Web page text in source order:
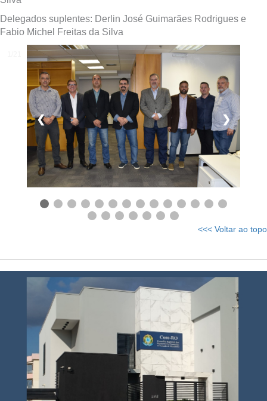
Delegados suplentes: Derlin José Guimarães Rodrigues e
Fabio Michel Freitas da Silva
❮ ❯
<<< Voltar ao topo